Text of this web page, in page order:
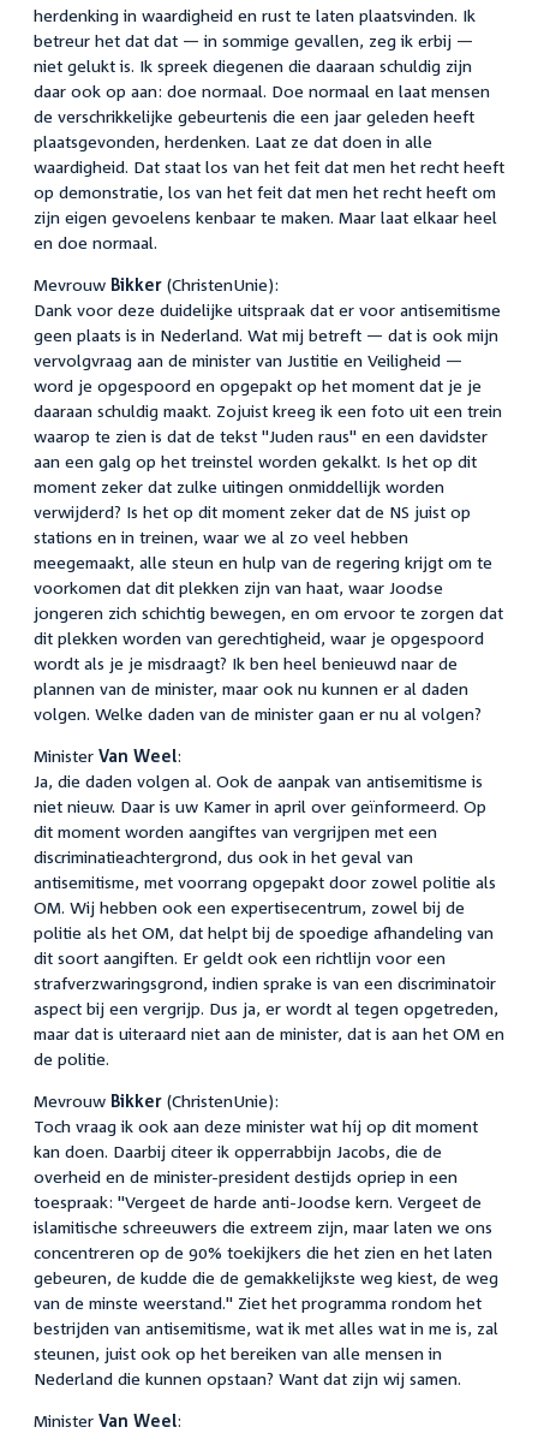
herdenking in waardigheid en rust te laten plaatsvinden. Ik
betreur het dat dat — in sommige gevallen, zeg ik erbij —
niet gelukt is. Ik spreek diegenen die daaraan schuldig zijn
daar ook op aan: doe normaal. Doe normaal en laat mensen
de verschrikkelijke gebeurtenis die een jaar geleden heeft
plaatsgevonden, herdenken. Laat ze dat doen in alle
waardigheid. Dat staat los van het feit dat men het recht heeft
op demonstratie, los van het feit dat men het recht heeft om
zijn eigen gevoelens kenbaar te maken. Maar laat elkaar heel
en doe normaal.
Mevrouw Bikker (ChristenUnie):
Dank voor deze duidelijke uitspraak dat er voor antisemitisme
geen plaats is in Nederland. Wat mij betreft — dat is ook mijn
vervolgvraag aan de minister van Justitie en Veiligheid —
word je opgespoord en opgepakt op het moment dat je je
daaraan schuldig maakt. Zojuist kreeg ik een foto uit een trein
waarop te zien is dat de tekst "Juden raus" en een davidster
aan een galg op het treinstel worden gekalkt. Is het op dit
moment zeker dat zulke uitingen onmiddellijk worden
verwijderd? Is het op dit moment zeker dat de NS juist op
stations en in treinen, waar we al zo veel hebben
meegemaakt, alle steun en hulp van de regering krijgt om te
voorkomen dat dit plekken zijn van haat, waar Joodse
jongeren zich schichtig bewegen, en om ervoor te zorgen dat
dit plekken worden van gerechtigheid, waar je opgespoord
wordt als je je misdraagt? Ik ben heel benieuwd naar de
plannen van de minister, maar ook nu kunnen er al daden
volgen. Welke daden van de minister gaan er nu al volgen?
Minister Van Weel:
Ja, die daden volgen al. Ook de aanpak van antisemitisme is
niet nieuw. Daar is uw Kamer in april over geïnformeerd. Op
dit moment worden aangiftes van vergrijpen met een
discriminatieachtergrond, dus ook in het geval van
antisemitisme, met voorrang opgepakt door zowel politie als
OM. Wij hebben ook een expertisecentrum, zowel bij de
politie als het OM, dat helpt bij de spoedige afhandeling van
dit soort aangiften. Er geldt ook een richtlijn voor een
strafverzwaringsgrond, indien sprake is van een discriminatoir
aspect bij een vergrijp. Dus ja, er wordt al tegen opgetreden,
maar dat is uiteraard niet aan de minister, dat is aan het OM en
de politie.
Mevrouw Bikker (ChristenUnie):
Toch vraag ik ook aan deze minister wat híj op dit moment
kan doen. Daarbij citeer ik opperrabbijn Jacobs, die de
overheid en de minister-president destijds opriep in een
toespraak: "Vergeet de harde anti-Joodse kern. Vergeet de
islamitische schreeuwers die extreem zijn, maar laten we ons
concentreren op de 90% toekijkers die het zien en het laten
gebeuren, de kudde die de gemakkelijkste weg kiest, de weg
van de minste weerstand." Ziet het programma rondom het
bestrijden van antisemitisme, wat ik met alles wat in me is, zal
steunen, juist ook op het bereiken van alle mensen in
Nederland die kunnen opstaan? Want dat zijn wij samen.
Minister Van Weel: